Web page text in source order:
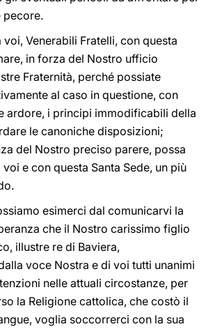
pecore.
Venerabili Fratelli, con questa
in forza del Nostro ufficio
Fraternità, perché possiate
al caso in questione, con
ardore, i principi immodificabili della
le canoniche disposizioni;
del Nostro preciso parere, possa
e con questa Santa Sede, un più
esimerci dal comunicarvi la
che il Nostro carissimo figlio
illustre re di Baviera,
voce Nostra e di voi tutti unanimi
nelle attuali circostanze, per
la Religione cattolica, che costò il
voglia soccorrerci con la sua